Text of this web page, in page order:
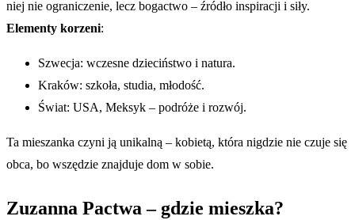
niej nie ograniczenie, lecz bogactwo – źródło inspiracji i siły.
Elementy korzeni:
Szwecja: wczesne dzieciństwo i natura.
Kraków: szkoła, studia, młodość.
Świat: USA, Meksyk – podróże i rozwój.
Ta mieszanka czyni ją unikalną – kobietą, która nigdzie nie czuje się
obca, bo wszędzie znajduje dom w sobie.
Zuzanna Pactwa – gdzie mieszka?